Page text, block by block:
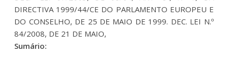
DIRECTIVA 1999/44/CE DO PARLAMENTO EUROPEU E
DO CONSELHO, DE 25 DE MAIO DE 1999. DEC. LEI N.º
84/2008, DE 21 DE MAIO,
Sumário: